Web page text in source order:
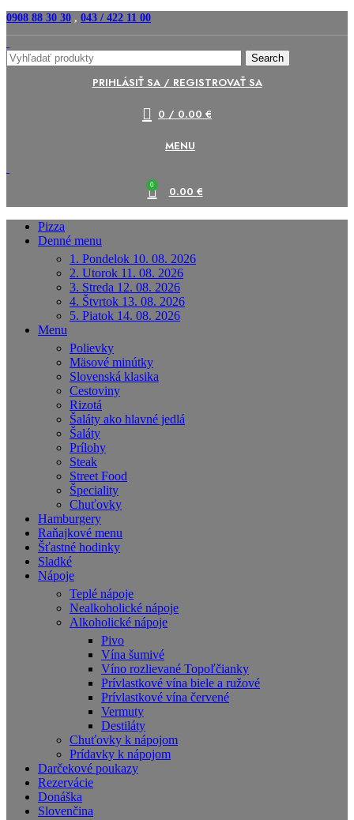
0908 88 30 30 , 043 / 422 11 00
Search
PRIHLÁSIŤ SA / REGISTROVAŤ SA
0 / 0.00 €
MENU
0 0.00 €
Pizza
Denné menu
1. Pondelok 10. 08. 2026
2. Utorok 11. 08. 2026
3. Streda 12. 08. 2026
4. Štvrtok 13. 08. 2026
5. Piatok 14. 08. 2026
Menu
Polievky
Mäsové minútky
Slovenská klasika
Cestoviny
Rizotá
Šaláty ako hlavné jedlá
Šaláty
Prílohy
Steak
Street Food
Špeciality
Chuťovky
Hamburgery
Raňajkové menu
Šťastné hodinky
Sladké
Nápoje
Teplé nápoje
Nealkoholické nápoje
Alkoholické nápoje
Pivo
Vína šumivé
Víno rozlievané Topoľčianky
Prívlastkové vína biele a ružové
Prívlastkové vína červené
Vermuty
Destiláty
Chuťovky k nápojom
Prídavky k nápojom
Darčekové poukazy
Rezervácie
Donáška
Slovenčina